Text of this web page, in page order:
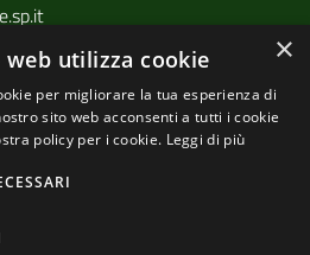
×
utilizza cookie
per migliorare la tua esperienza di
sito web acconsenti a tutti i cookie
policy per i cookie. Leggi di più